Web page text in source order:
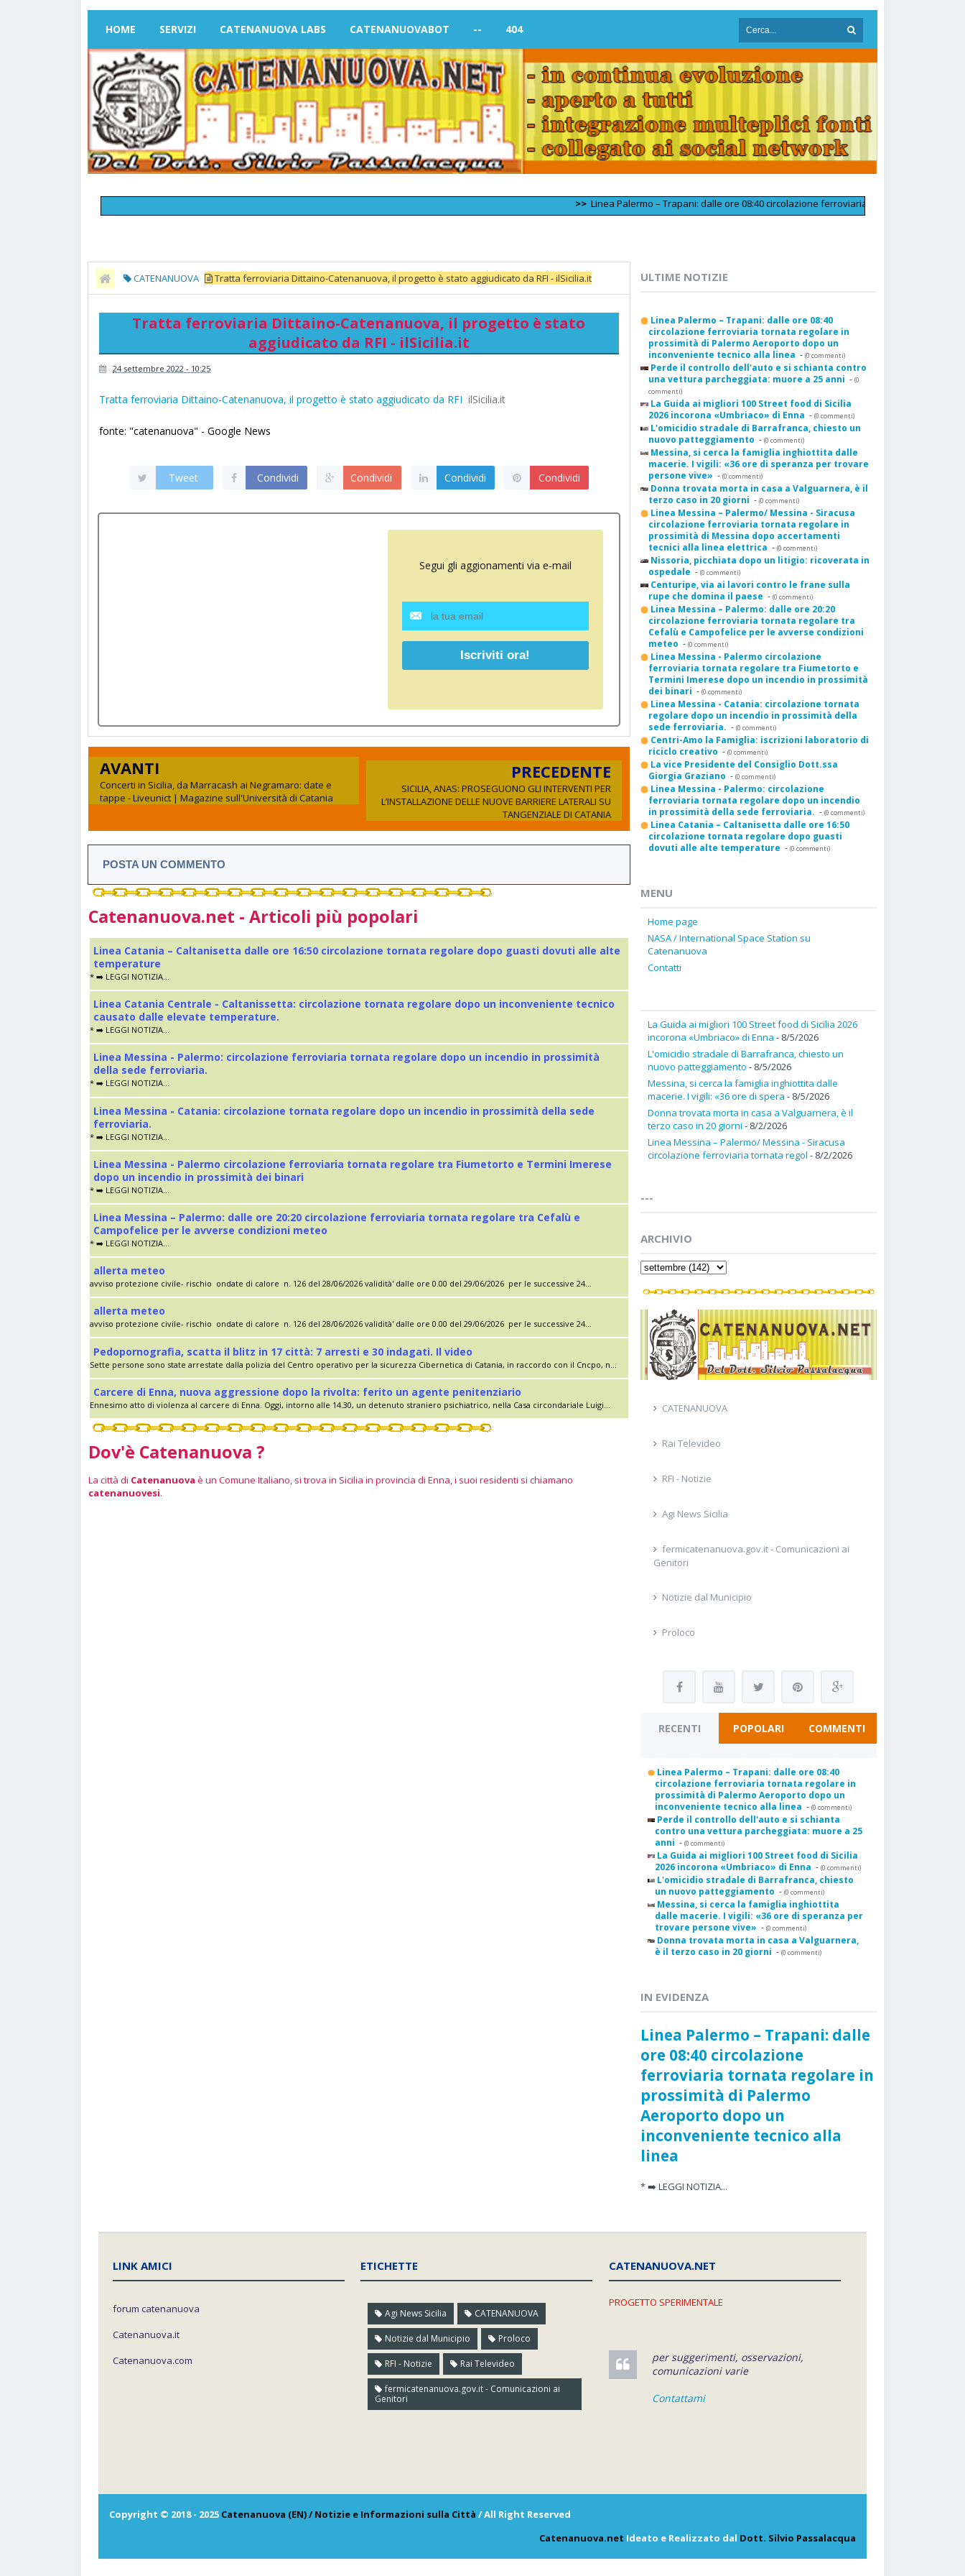
HOME SERVIZI CATENANUOVA LABS CATENANUOVABOT -- 404
Linea Palermo – Trapani: dalle ore 08:40 circolazione ferroviaria tornata regolare in
CATENANUOVA Tratta ferroviaria Dittaino-Catenanuova, il progetto è stato aggiudicato da RFI - ilSicilia.it
Tratta ferroviaria Dittaino-Catenanuova, il progetto è stato
aggiudicato da RFI - ilSicilia.it
24 settembre 2022 - 10:25
Tratta ferroviaria Dittaino-Catenanuova, il progetto è stato aggiudicato da RFI ilSicilia.it
fonte: "catenanuova" - Google News
Tweet Condividi Condividi Condividi Condividi
Segui gli aggionamenti via e-mail
AVANTI
Concerti in Sicilia, da Marracash ai Negramaro: date e
tappe - Liveunict | Magazine sull'Università di Catania
PRECEDENTE
SICILIA, ANAS: PROSEGUONO GLI INTERVENTI PER
L’INSTALLAZIONE DELLE NUOVE BARRIERE LATERALI SU
TANGENZIALE DI CATANIA
POSTA UN COMMENTO
Catenanuova.net - Articoli più popolari
Linea Catania – Caltanisetta dalle ore 16:50 circolazione tornata regolare dopo guasti dovuti alle alte
temperature
* ➡️ LEGGI NOTIZIA...
Linea Catania Centrale - Caltanissetta: circolazione tornata regolare dopo un inconveniente tecnico
causato dalle elevate temperature.
* ➡️ LEGGI NOTIZIA...
Linea Messina - Palermo: circolazione ferroviaria tornata regolare dopo un incendio in prossimità
della sede ferroviaria.
* ➡️ LEGGI NOTIZIA...
Linea Messina - Catania: circolazione tornata regolare dopo un incendio in prossimità della sede
ferroviaria.
* ➡️ LEGGI NOTIZIA...
Linea Messina - Palermo circolazione ferroviaria tornata regolare tra Fiumetorto e Termini Imerese
dopo un incendio in prossimità dei binari
* ➡️ LEGGI NOTIZIA...
Linea Messina – Palermo: dalle ore 20:20 circolazione ferroviaria tornata regolare tra Cefalù e
Campofelice per le avverse condizioni meteo
* ➡️ LEGGI NOTIZIA...
allerta meteo
avviso protezione civile- rischio ondate di calore n. 126 del 28/06/2026 validità' dalle ore 0.00 del 29/06/2026 per le successive 24...
allerta meteo
avviso protezione civile- rischio ondate di calore n. 126 del 28/06/2026 validità' dalle ore 0.00 del 29/06/2026 per le successive 24...
Pedopornografia, scatta il blitz in 17 città: 7 arresti e 30 indagati. Il video
Sette persone sono state arrestate dalla polizia del Centro operativo per la sicurezza Cibernetica di Catania, in raccordo con il Cncpo, n...
Carcere di Enna, nuova aggressione dopo la rivolta: ferito un agente penitenziario
Ennesimo atto di violenza al carcere di Enna. Oggi, intorno alle 14.30, un detenuto straniero psichiatrico, nella Casa circondariale Luigi...
Dov'è Catenanuova ?
La città di Catenanuova è un Comune Italiano, si trova in Sicilia in provincia di Enna, i suoi residenti si chiamano
catenanuovesi.
ULTIME NOTIZIE
Linea Palermo – Trapani: dalle ore 08:40
circolazione ferroviaria tornata regolare in
prossimità di Palermo Aeroporto dopo un
inconveniente tecnico alla linea - (0 commenti)
Perde il controllo dell'auto e si schianta contro
una vettura parcheggiata: muore a 25 anni - (0
commenti)
La Guida ai migliori 100 Street food di Sicilia
2026 incorona «Umbriaco» di Enna - (0 commenti)
L'omicidio stradale di Barrafranca, chiesto un
nuovo patteggiamento - (0 commenti)
Messina, si cerca la famiglia inghiottita dalle
macerie. I vigili: «36 ore di speranza per trovare
persone vive» - (0 commenti)
Donna trovata morta in casa a Valguarnera, è il
terzo caso in 20 giorni - (0 commenti)
Linea Messina – Palermo/ Messina - Siracusa
circolazione ferroviaria tornata regolare in
prossimità di Messina dopo accertamenti
tecnici alla linea elettrica - (0 commenti)
Nissoria, picchiata dopo un litigio: ricoverata in
ospedale - (0 commenti)
Centuripe, via ai lavori contro le frane sulla
rupe che domina il paese - (0 commenti)
Linea Messina – Palermo: dalle ore 20:20
circolazione ferroviaria tornata regolare tra
Cefalù e Campofelice per le avverse condizioni
meteo - (0 commenti)
Linea Messina - Palermo circolazione
ferroviaria tornata regolare tra Fiumetorto e
Termini Imerese dopo un incendio in prossimità
dei binari - (0 commenti)
Linea Messina - Catania: circolazione tornata
regolare dopo un incendio in prossimità della
sede ferroviaria. - (0 commenti)
Centri-Amo la Famiglia: iscrizioni laboratorio di
riciclo creativo - (0 commenti)
La vice Presidente del Consiglio Dott.ssa
Giorgia Graziano - (0 commenti)
Linea Messina - Palermo: circolazione
ferroviaria tornata regolare dopo un incendio
in prossimità della sede ferroviaria. - (0 commenti)
Linea Catania – Caltanisetta dalle ore 16:50
circolazione tornata regolare dopo guasti
dovuti alle alte temperature - (0 commenti)
MENU
Home page
NASA / International Space Station su
Catenanuova
Contatti
La Guida ai migliori 100 Street food di Sicilia 2026
incorona «Umbriaco» di Enna - 8/5/2026
L'omicidio stradale di Barrafranca, chiesto un
nuovo patteggiamento - 8/5/2026
Messina, si cerca la famiglia inghiottita dalle
macerie. I vigili: «36 ore di spera - 8/5/2026
Donna trovata morta in casa a Valguarnera, è il
terzo caso in 20 giorni - 8/2/2026
Linea Messina – Palermo/ Messina - Siracusa
circolazione ferroviaria tornata regol - 8/2/2026
---
ARCHIVIO
CATENANUOVA
Rai Televideo
RFI - Notizie
Agi News Sicilia
fermicatenanuova.gov.it - Comunicazioni ai
Genitori
Notizie dal Municipio
Proloco
RECENTI POPOLARI COMMENTI
Linea Palermo – Trapani: dalle ore 08:40
circolazione ferroviaria tornata regolare in
prossimità di Palermo Aeroporto dopo un
inconveniente tecnico alla linea - (0 commenti)
Perde il controllo dell'auto e si schianta
contro una vettura parcheggiata: muore a 25
anni - (0 commenti)
La Guida ai migliori 100 Street food di Sicilia
2026 incorona «Umbriaco» di Enna - (0 commenti)
L'omicidio stradale di Barrafranca, chiesto
un nuovo patteggiamento - (0 commenti)
Messina, si cerca la famiglia inghiottita
dalle macerie. I vigili: «36 ore di speranza per
trovare persone vive» - (0 commenti)
Donna trovata morta in casa a Valguarnera,
è il terzo caso in 20 giorni - (0 commenti)
IN EVIDENZA
Linea Palermo – Trapani: dalle
ore 08:40 circolazione
ferroviaria tornata regolare in
prossimità di Palermo
Aeroporto dopo un
inconveniente tecnico alla
linea
* ➡️ LEGGI NOTIZIA...
LINK AMICI
forum catenanuova
Catenanuova.it
Catenanuova.com
ETICHETTE
Agi News Sicilia CATENANUOVA
Notizie dal Municipio Proloco
RFI - Notizie Rai Televideo
fermicatenanuova.gov.it - Comunicazioni ai
Genitori
CATENANUOVA.NET
PROGETTO SPERIMENTALE
per suggerimenti, osservazioni,
comunicazioni varie
Contattami
Copyright © 2018 - 2025 Catenanuova (EN) / Notizie e Informazioni sulla Città / All Right Reserved
Catenanuova.net Ideato e Realizzato dal Dott. Silvio Passalacqua